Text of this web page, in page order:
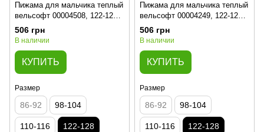
Пижама для мальчика теплый
вельсофт 00004508, 122-128
см, 6-7 лет
506 грн
В наличии
КУПИТЬ
Размер
86-92 98-104
110-116 122-128
Пижама для мальчика теплый
вельсофт 00004249, 122-128
см, 6-7 лет
506 грн
В наличии
КУПИТЬ
Размер
86-92 98-104
110-116 122-128